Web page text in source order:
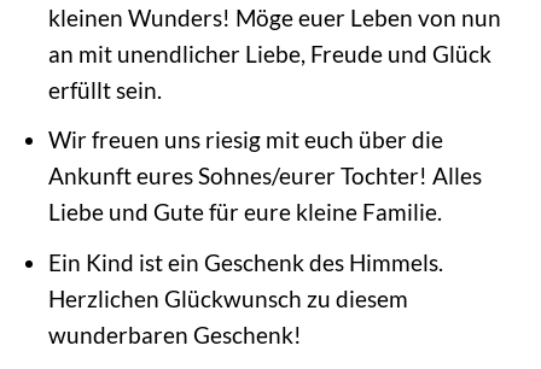
kleinen Wunders! Möge euer Leben von nun
an mit unendlicher Liebe, Freude und Glück
erfüllt sein.
Wir freuen uns riesig mit euch über die
Ankunft eures Sohnes/eurer Tochter! Alles
Liebe und Gute für eure kleine Familie.
Ein Kind ist ein Geschenk des Himmels.
Herzlichen Glückwunsch zu diesem
wunderbaren Geschenk!